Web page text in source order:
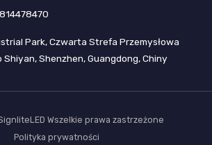
Park, Czwarta Strefa Przemysłowa
Shenzhen, Guangdong, Chiny
Wszelkie prawa zastrzeżone
Polityka prywatności